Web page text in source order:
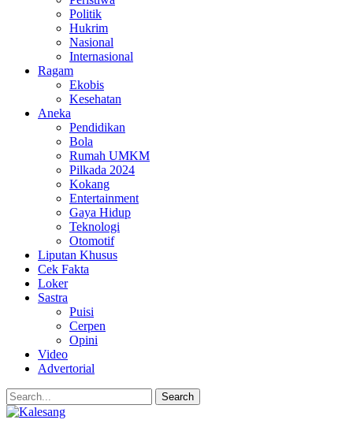
Politik
Hukrim
Nasional
Internasional
Ragam
Ekobis
Kesehatan
Aneka
Pendidikan
Bola
Rumah UMKM
Pilkada 2024
Kokang
Entertainment
Gaya Hidup
Teknologi
Otomotif
Liputan Khusus
Cek Fakta
Loker
Sastra
Puisi
Cerpen
Opini
Video
Advertorial